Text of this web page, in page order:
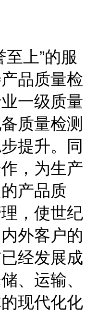
至上”的服
品质量检
一级质量
质量检测
提升。同
，为生产
产品质
，使世纪
外客户的
经发展成
、运输、
现代化化